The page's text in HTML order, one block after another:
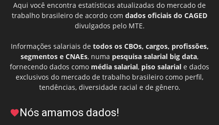
Aqui você encontra estatísticas atualizadas do mercado de
trabalho brasileiro de acordo com dados oficiais do CAGED
divulgados pelo MTE.
Informações salariais de todos os CBOs, cargos, profissões,
segmentos e CNAEs, numa pesquisa salarial big data,
fornecendo dados como média salarial, piso salarial e dados
exclusivos do mercado de trabalho brasileiro como perfil,
tendências, diversidade racial e de gênero.
Nós amamos dados!